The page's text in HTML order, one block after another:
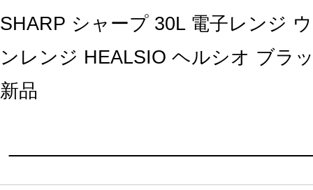
SHARP シャープ 30L 電子レンジ
ンレンジ HEALSIO ヘルシオ ブラ
新品